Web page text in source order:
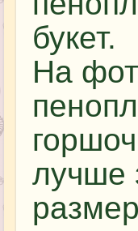
букет.
На
лучше